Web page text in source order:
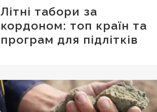
Літні табори за
кордоном: топ країн та
програм для підлітків